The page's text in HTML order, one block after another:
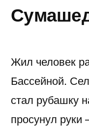
Жил человек
Бассейной.
стал рубашку
просунул руки